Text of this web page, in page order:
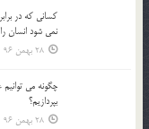
كساني كه در
نمي شود انسان
28 بهمن 96
چگونه مي
بپردازيم؟
28 بهمن 96